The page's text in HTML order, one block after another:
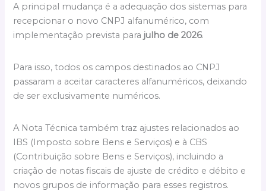
A principal mudança é a adequação dos sistemas para
recepcionar o novo CNPJ alfanumérico, com
implementação prevista para julho de 2026.
Para isso, todos os campos destinados ao CNPJ
passaram a aceitar caracteres alfanuméricos, deixando
de ser exclusivamente numéricos.
A Nota Técnica também traz ajustes relacionados ao
IBS (Imposto sobre Bens e Serviços) e à CBS
(Contribuição sobre Bens e Serviços), incluindo a
criação de notas fiscais de ajuste de crédito e débito e
novos grupos de informação para esses registros.